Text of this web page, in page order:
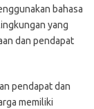
bahasa
yang
dan pendapat
pendapat dan
memiliki